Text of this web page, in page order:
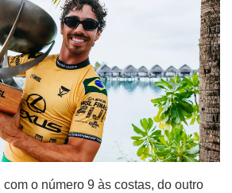
o número 9 às costas, do outro